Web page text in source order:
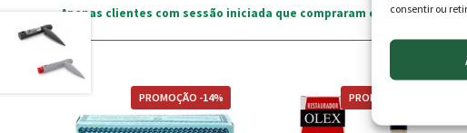
consentir ou
Apenas clientes com sessão iniciada que compraram este produto
PROMOÇÃO -14% PROMOÇÃO -14%